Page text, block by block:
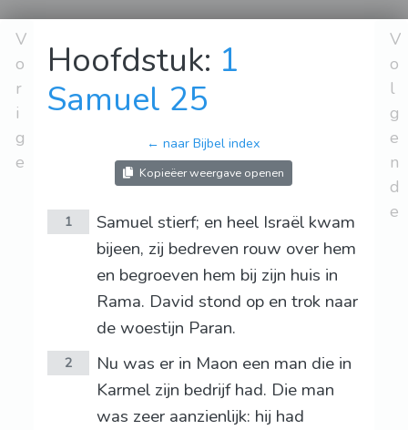
V
o
r
i
g
e
Hoofdstuk: 1
Samuel 25
← naar Bijbel index
Kopieëer weergave openen
1
Samuel stierf; en heel Israël kwam
bijeen, zij bedreven rouw over hem
en begroeven hem bij zijn huis in
Rama. David stond op en trok naar
de woestijn Paran.
2
Nu was er in Maon een man die in
Karmel zijn bedrijf had. Die man
was zeer aanzienlijk: hij had
V
o
l
g
e
n
d
e